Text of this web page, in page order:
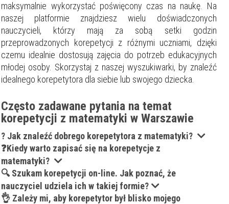
maksymalnie wykorzystać poświęcony czas na naukę. Na
naszej platformie znajdziesz wielu doświadczonych
nauczycieli, którzy mają za sobą setki godzin
przeprowadzonych korepetycji z różnymi uczniami, dzięki
czemu idealnie dostosują zajęcia do potrzeb edukacyjnych
młodej osoby. Skorzystaj z naszej wyszukiwarki, by znaleźć
idealnego korepetytora dla siebie lub swojego dziecka.
Często zadawane pytania na temat
korepetycji z matematyki w Warszawie
? Jak znaleźć dobrego korepetytora z matematyki?
❓Kiedy warto zapisać się na korepetycje z
matematyki?
🔍 Szukam korepetycji on-line. Jak poznać, że
nauczyciel udziela ich w takiej formie?
👌 Zależy mi, aby korepetytor był blisko mojego